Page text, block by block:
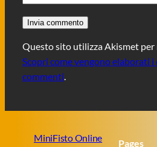
Questo sito utilizza Akismet per
Scopri come vengono elaborati
commenti.
MiniFisto Online Pages